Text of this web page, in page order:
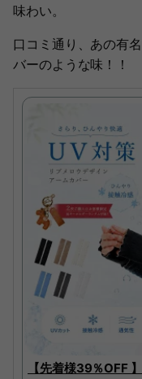
味わい。
口コミ通り、あの有
バーのような味！！
【先着様39％OFF